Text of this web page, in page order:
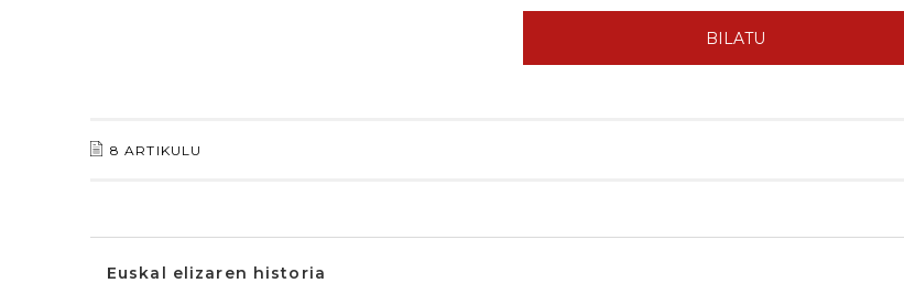
BILATU
8 ARTIKULU
Euskal elizaren historia